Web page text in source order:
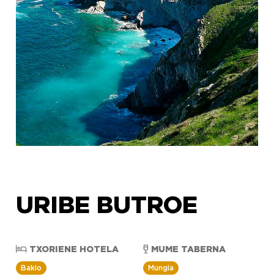
URIBE BUTROE
TXORIENE HOTELA
Bakio
MUME TABERNA
Mungia